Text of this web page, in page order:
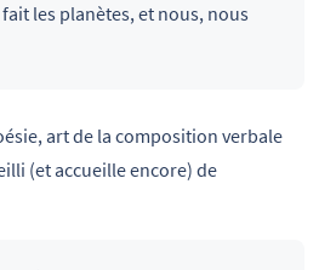
les planètes, et nous, nous
art de la composition verbale
(et accueille encore) de